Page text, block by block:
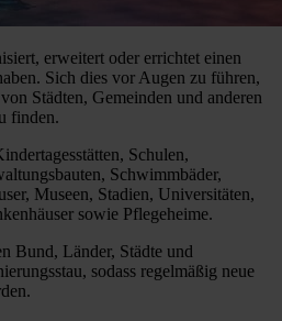
erweitert oder errichtet einen
Sich dies vor Augen zu führen,
Städten, Gemeinden und anderen
finden.
Schulen,
Schwimmbäder,
Museen, Stadien, Universitäten,
sowie Pflegeheime.
Bund, Länder, Städte und
sodass regelmäßig neue